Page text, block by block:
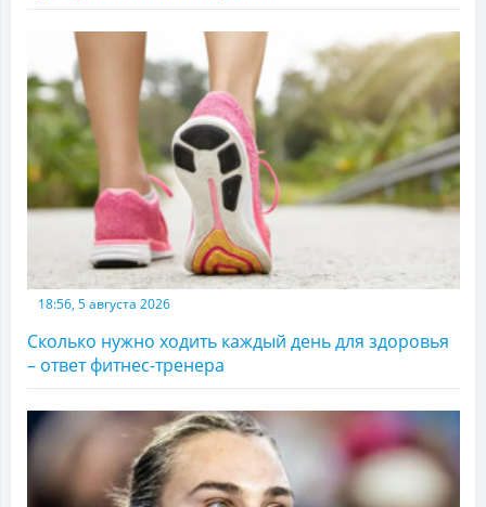
18:56, 5 августа 2026
Сколько нужно ходить каждый день для здоровья
– ответ фитнес-тренера